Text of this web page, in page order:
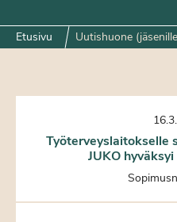
Etusivu Uutishuone
Työterveyslaitokselle
JUKO